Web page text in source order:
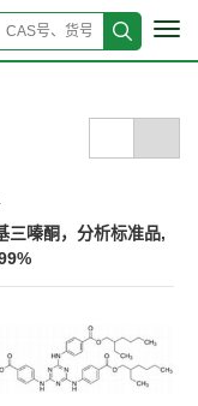
三嗪酮，分析标准品,